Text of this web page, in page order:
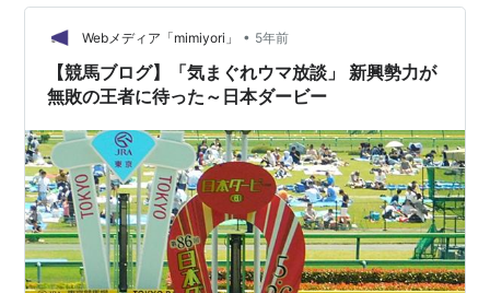
もせずとも「えげつない報酬」が得られることが評判で
ある。 ダービーの軍資金を稼ぎたい…
Webメディア「mimiyori」 • 5年前
【競馬ブログ】「気まぐれウマ放談」 新興勢力が
無敗の王者に待った～日本ダービー